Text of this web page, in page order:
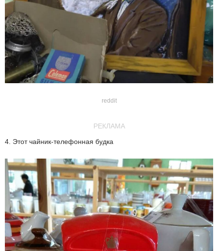
reddit
РЕКЛАМА
4. Этот чайник-телефонная будка